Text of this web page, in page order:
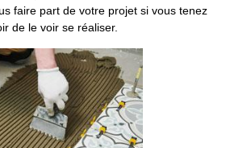
faire part de votre projet si vous tenez
de le voir se réaliser.